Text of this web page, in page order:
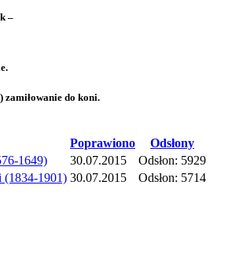
–
zamiłowanie do koni.
Poprawiono
Odsłony
1649)
30.07.2015
Odsłon: 5929
(1834-1901) 30.07.2015 Odsłon: 5714